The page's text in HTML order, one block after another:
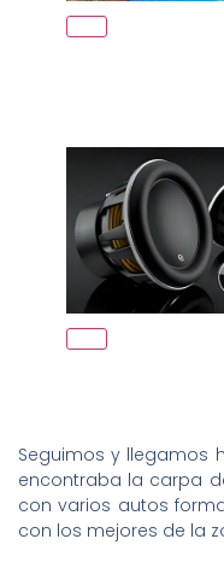
Seguimos y llegamos
encontraba la carpa
con varios autos
con los mejores de la